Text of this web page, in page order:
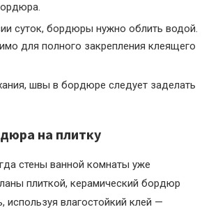
суток, бордюры нужно облить водой.
для полного закрепления клеящего
швы в бордюре следует заделать
на плитку
стены ванной комнаты уже
плиткой, керамический бордюр
влагостойкий клей —